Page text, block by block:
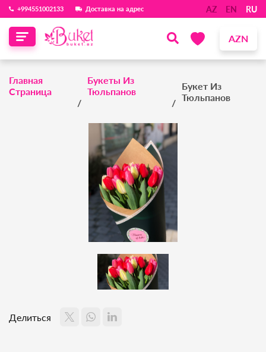
‪+994551002133‬ Доставка на адрес AZ EN RU
AZN
Главная
Страница
Букеты Из
Тюльпанов
Букет Из
Тюльпанов
Делиться